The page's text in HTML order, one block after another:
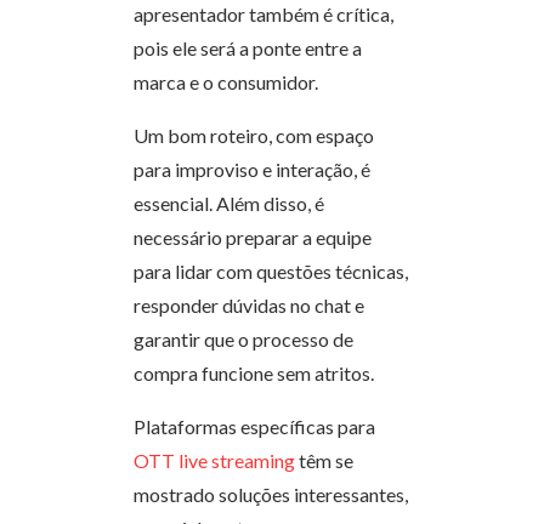
apresentador também é crítica,
pois ele será a ponte entre a
marca e o consumidor.
Um bom roteiro, com espaço
para improviso e interação, é
essencial. Além disso, é
necessário preparar a equipe
para lidar com questões técnicas,
responder dúvidas no chat e
garantir que o processo de
compra funcione sem atritos.
Plataformas específicas para
OTT live streamingtêm se
mostrado soluções interessantes,